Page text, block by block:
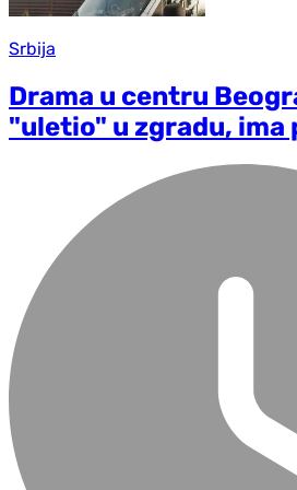
Srbija
Drama u centru
"uletio" u zgradu, ima